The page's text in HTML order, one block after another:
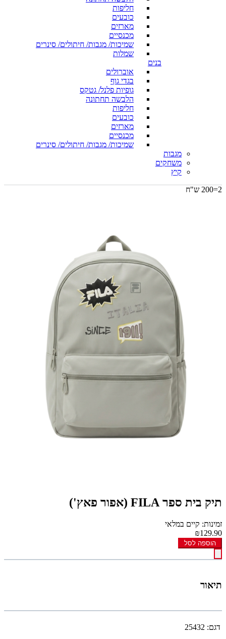
חליפות
כובעים
מארזים
מכנסיים
שמיכות/ מגבות/ חיתולים/ סינרים
שמלות
בנים
אוברולים
בגדי גוף
גופיות פלנל/ גטקס
הלבשה תחתונה
חליפות
כובעים
מארזים
מכנסיים
שמיכות/ מגבות/ חיתולים/ סינרים
מגבות
משחקים
קיץ
2=200 ש"ח
תיק בית ספר FILA (אפור פאץ')
זמינות: קיים במלאי
₪129.90
הוספה לסל
תיאור
דגם: 25432